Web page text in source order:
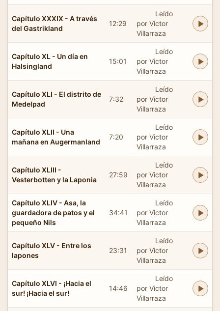
Capítulo XXXIX - A través
del Gastrikland
12:29
Leído
por Victor
Villarraza
Capítulo XL - Un día en
Halsingland
15:01
Leído
por Victor
Villarraza
Capítulo XLI - El distrito de
Medelpad
7:32
Leído
por Victor
Villarraza
Capítulo XLII - Una
mañana en Augermanland
7:20
Leído
por Victor
Villarraza
Capítulo XLIII -
Vesterbotten y la Laponia
27:59
Leído
por Victor
Villarraza
Capítulo XLIV - Asa, la
guardadora de patos y el
pequeño Nils
34:41
Leído
por Victor
Villarraza
Capítulo XLV - Entre los
lapones
23:31
Leído
por Victor
Villarraza
Capítulo XLVI - ¡Hacia el
sur! ¡Hacia el sur!
14:46
Leído
por Victor
Villarraza